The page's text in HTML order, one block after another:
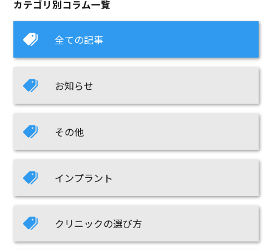
カテゴリ別コラム一覧
全ての記事
お知らせ
その他
インプラント
クリニックの選び方